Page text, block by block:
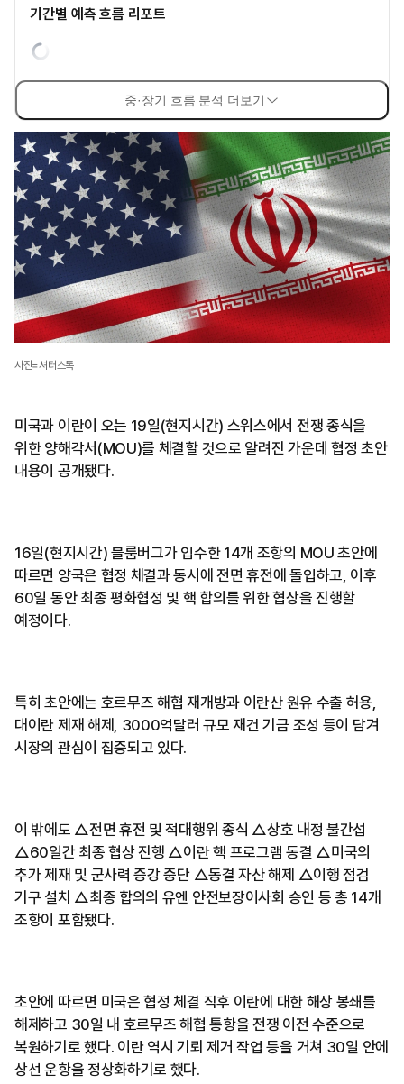
기간별 예측 흐름 리포트
중·장기 흐름 분석 더보기
사진=셔터스톡
미국과 이란이 오는 19일(현지시간) 스위스에서 전쟁 종식을
위한 양해각서(MOU)를 체결할 것으로 알려진 가운데 협정 초안
내용이 공개됐다.
16일(현지시간) 블룸버그가 입수한 14개 조항의 MOU 초안에
따르면 양국은 협정 체결과 동시에 전면 휴전에 돌입하고, 이후
60일 동안 최종 평화협정 및 핵 합의를 위한 협상을 진행할
예정이다.
특히 초안에는 호르무즈 해협 재개방과 이란산 원유 수출 허용,
대이란 제재 해제, 3000억달러 규모 재건 기금 조성 등이 담겨
시장의 관심이 집중되고 있다.
이 밖에도 △전면 휴전 및 적대행위 종식 △상호 내정 불간섭
△60일간 최종 협상 진행 △이란 핵 프로그램 동결 △미국의
추가 제재 및 군사력 증강 중단 △동결 자산 해제 △이행 점검
기구 설치 △최종 합의의 유엔 안전보장이사회 승인 등 총 14개
조항이 포함됐다.
초안에 따르면 미국은 협정 체결 직후 이란에 대한 해상 봉쇄를
해제하고 30일 내 호르무즈 해협 통항을 전쟁 이전 수준으로
복원하기로 했다. 이란 역시 기뢰 제거 작업 등을 거쳐 30일 안에
상선 운항을 정상화하기로 했다.